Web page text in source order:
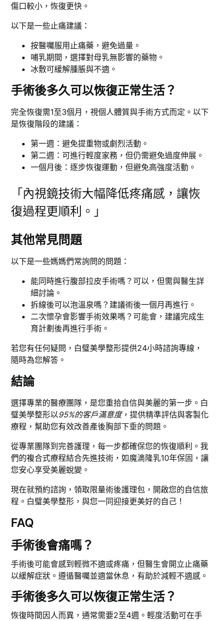
傷口較小，恢復更快。
以下是一些止痛建議：
按醫囑服用止痛藥，避免過量。
哺乳期間，選擇對母乳無影響的藥物。
冰敷可緩解腫脹與不適。
手術後多久可以恢復正常生活？
完全恢復需1至3個月，視個人體質與手術方式而定。以下
是恢復階段的建議：
第一週：避免提重物或劇烈活動。
第二週：可進行輕度家務，但仍需避免過度伸展。
一個月後：逐步恢復運動，但避免高強度活動。
「內視鏡技術大幅降低疼痛感，讓恢
復過程更順利。」
其他常見問題
以下是一些媽媽們常詢問的問題：
能同時進行腹部拉皮手術嗎？可以，但需與醫生詳
細討論。
拆線後可以泡溫泉嗎？建議術後一個月再進行。
二次懷孕會影響手術效果嗎？可能會，建議完成生
育計劃後再進行手術。
若您有任何疑問，白璧美學整形提供24小時諮詢專線，
隨時為您解答。
結論
選擇專業的醫療團隊，是您重拾自信與美麗的第一步。白
璧美學整形以95%的客戶滿意度，提供精準評估與客製化
療程，幫助您有效改善產後胸部下垂的問題。
從專業團隊到完善護理，每一步都確保您的恢復順利。我
們的複合式療程結合先進技術，如魔滴隆乳10年保固，讓
您安心享受美麗蛻變。
現在就預約諮詢，領取限量術後護理包，開啟您的自信旅
程。白璧美學整形，與您一同迎接更美好的自己！
FAQ
手術後會痛嗎？
手術後可能會感到輕微不適或疼痛，但醫生會開立止痛藥
以緩解症狀。遵循醫囑並適當休息，有助於減輕不適感。
手術後多久可以恢復正常生活？
恢復時間因人而異，通常需要2至4週。輕度活動可在手